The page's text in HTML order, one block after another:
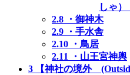
しゃ
2.8 ・御神木
2.9 ・手水舎
2.10 ・鳥居
2.11
・山王宮神輿
3 【神社の境外